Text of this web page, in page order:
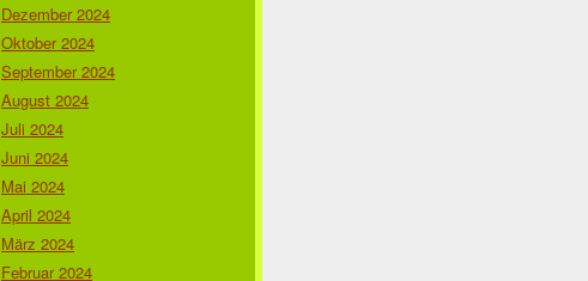
Dezember 2024
Oktober 2024
September 2024
August 2024
Juli 2024
Juni 2024
Mai 2024
April 2024
März 2024
Februar 2024